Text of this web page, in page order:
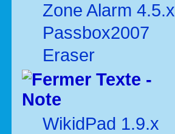
Zone Alarm 4.5.x
Passbox2007
Eraser
Texte -
Note
WikidPad 1.9.x